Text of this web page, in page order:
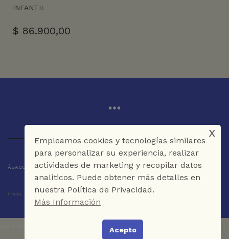
INFANTIL
$ 86.900,00
ÁBACO LIBROS Y CAFÉ © 2025 CARTAGENA DE INDIAS - COLOMBIA
Inicio Tienda La Librería Galería Café Contáctenos
Empleamos cookies y tecnologías similares
para personalizar su experiencia, realizar
actividades de marketing y recopilar datos
analíticos. Puede obtener más detalles en
nuestra Política de Privacidad.
Más Información
Acepto
x